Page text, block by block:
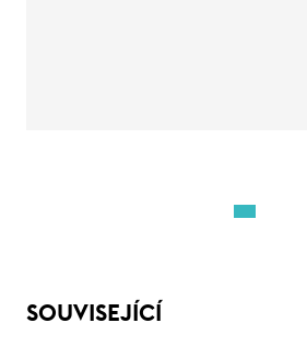
SOUVISEJÍCÍ